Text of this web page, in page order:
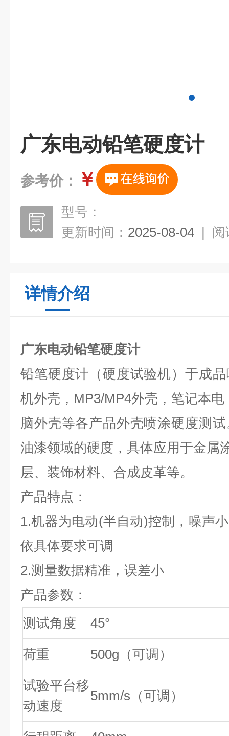
广东电动铅笔硬度计
参考价： ￥
型号：
更新时间： 2025-08-04 | 阅
详情介绍
广东电动铅笔硬度计
铅笔硬度计（硬度试验机）于成
机外壳，MP3/MP4外壳，笔记本电
脑外壳等各产品外壳喷涂硬度测
油漆领域的硬度，具体应用于金属
层、装饰材料、合成皮革等。
产品特点：
1.机器为电动(半自动)控制，噪声
依具体要求可调
2.测量数据精准，误差小
产品参数：
测试角度
45°
荷重 500g（可调）
试验平台移
动速度
5mm/s（可调）